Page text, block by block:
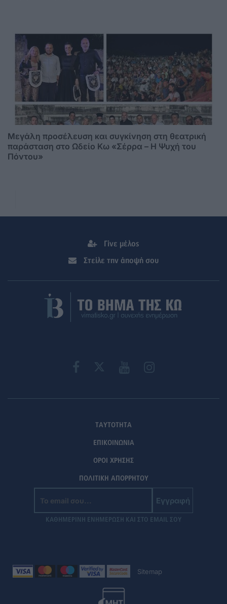
Μεγάλη προσέλευση και συγκίνηση στη θεατρική
παράσταση στο Ωδείο Κω «Σέρρα – Η Ψυχή του
Πόντου»
Γίνε μέλος
Στείλε την άποψή σου
ΤΑΥΤΟΤΗΤΑ
ΕΠΙΚΟΙΝΩΝΙΑ
ΟΡΟΙ ΧΡΗΣΗΣ
ΠΟΛΙΤΙΚΗ ΑΠΟΡΡΗΤΟΥ
Εγγραφή
ΚΑΘΗΜΕΡΙΝΗ ΕΝΗΜΕΡΩΣΗ ΚΑΙ ΣΤΟ EMAIL ΣΟΥ
Sitemap